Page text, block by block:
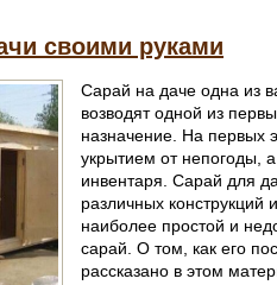
своими руками
Сарай на даче одна из
возводят одной из
назначение. На первых
укрытием от непогоды,
инвентаря. Сарай для
различных
наиболее простой и
сарай. О том, как его
рассказано в этом